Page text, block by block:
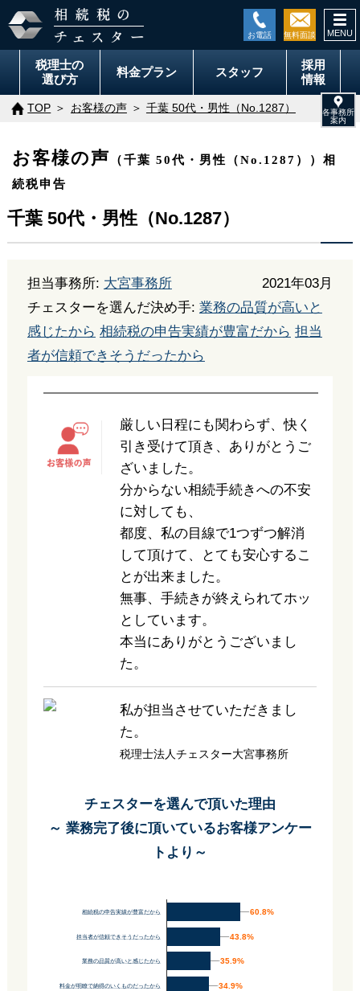
税理士の
選び方
料金プラン スタッフ
採用
情報
TOP お客様の声 千葉 50代・男性（No.1287）
お客様の声
（千葉 50代・男性（No.1287））相
続税申告
千葉 50代・男性（No.1287）
担当事務所: 大宮事務所
2021年03月
チェスターを選んだ決め手: 業務の品質が高いと
感じたから 相続税の申告実績が豊富だから 担当
者が信頼できそうだったから
厳しい日程にも関わらず、快く
引き受けて頂き、ありがとうご
ざいました。
分からない相続手続きへの不安
に対しても、
都度、私の目線で1つずつ解消
して頂けて、とても安心するこ
とが出来ました。
無事、手続きが終えられてホッ
としています。
本当にありがとうございまし
た。
私が担当させていただきまし
た。
税理士法人チェスター大宮事務所
チェスターを選んで頂いた理由
～ 業務完了後に頂いているお客様アンケー
トより～
相続税の申告実績が豊富だから
担当者が信頼できそうだったから
業務の品質が高いと感じたから
料金が明瞭で納得のいくものだったから
60.8%
60.8%
43.8%
43.8%
35.9%
35.9%
34.9%
34.9%